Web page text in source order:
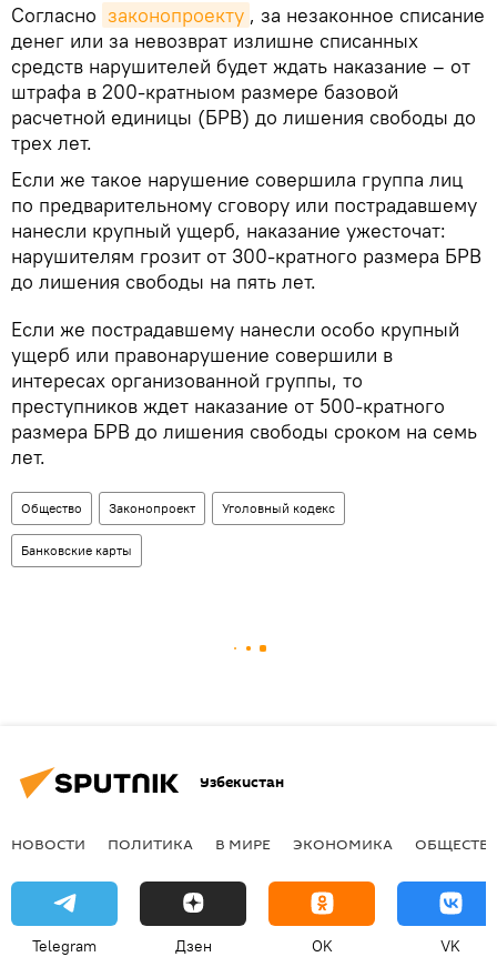
Согласно законопроекту , за незаконное списание
денег или за невозврат излишне списанных
средств нарушителей будет ждать наказание – от
штрафа в 200-кратныом размере базовой
расчетной единицы (БРВ) до лишения свободы до
трех лет.
Если же такое нарушение совершила группа лиц
по предварительному сговору или пострадавшему
нанесли крупный ущерб, наказание ужесточат:
нарушителям грозит от 300-кратного размера БРВ
до лишения свободы на пять лет.
Если же пострадавшему нанесли особо крупный
ущерб или правонарушение совершили в
интересах организованной группы, то
преступников ждет наказание от 500-кратного
размера БРВ до лишения свободы сроком на семь
лет.
Общество Законопроект Уголовный кодекс
Банковские карты
Узбекистан
НОВОСТИ ПОЛИТИКА В МИРЕ ЭКОНОМИКА
Telegram Дзен OK VK